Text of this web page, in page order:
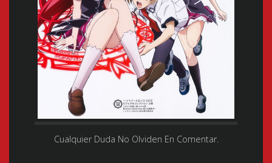
Cualquier Duda No Olviden En Comentar.